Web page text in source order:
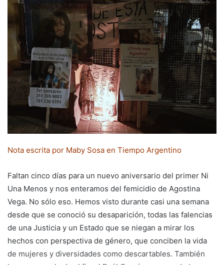
email
Nota escrita por Maby Sosa en Tiempo Argentino
Faltan cinco días para un nuevo aniversario del primer Ni
Una Menos y nos enteramos del femicidio de Agostina
Vega. No sólo eso. Hemos visto durante casi una semana
desde que se conoció su desaparición, todas las falencias
de una Justicia y un Estado que se niegan a mirar los
hechos con perspectiva de género, que conciben la vida
de mujeres y diversidades como descartables. También